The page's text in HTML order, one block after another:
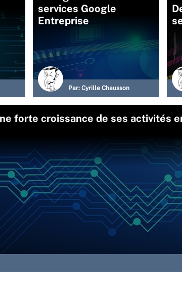
services Google
Entreprise
Par: Cyrille Chausson
forte croissance de ses activités